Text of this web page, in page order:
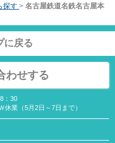
探す > 名古屋鉄道名鉄名古屋本
に戻る
わせする
：30
休業（5月2日～7日まで）